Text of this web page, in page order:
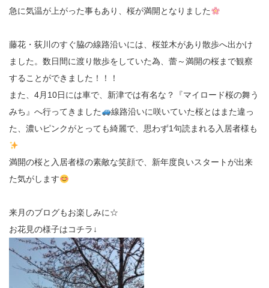
急に気温が上がった事もあり、桜が満開となりました
藤花・荻川のすぐ脇の線路沿いには、桜並木があり散歩へ出かけ
ました。数日間に渡り散歩をしていた為、蕾～満開の桜まで観察
することができました！！！
また、4月10日には車で、新津では有名な？『マイロード桜の舞う
みち』へ行ってきました
線路沿いに咲いていた桜とはまた違っ
た、濃いピンクがとっても綺麗で、思わず1句読まれる入居者様も
満開の桜と入居者様の素敵な笑顔で、新年度良いスタートが出来
た気がします
来月のブログもお楽しみに☆
お花見の様子はコチラ↓